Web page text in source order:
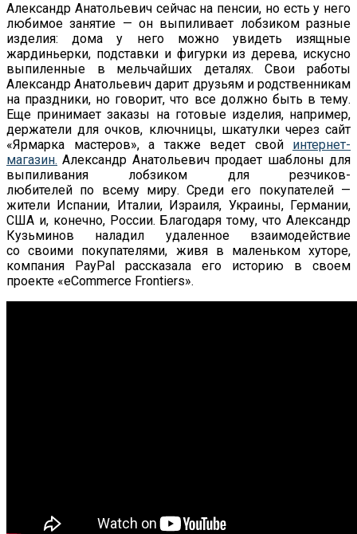
Александр Анатольевич сейчас на пенсии, но есть у него
любимое занятие — он выпиливает лобзиком разные
изделия: дома у
него можно увидеть изящные
жардиньерки, подставки и фигурки из дерева, искусно
выпиленные в
мельчайших деталях. Свои работы
Александр Анатольевич дарит друзьям и родственникам
на праздники, но говорит, что все должно быть в тему.
Еще принимает заказы на готовые изделия, например,
держатели для очков, ключницы, шкатулки через сайт
«Ярмарка мастеров», а также ведет свой интернет-
магазин. Александр Анатольевич продает шаблоны для
выпиливания лобзиком для резчиков-
любителей по всему миру. Среди его покупателей —
жители Испании, Италии, Израиля, Украины, Германии,
США и, конечно, России. Благодаря тому, что Александр
Кузьминов наладил удаленное взаимодействие
со своими покупателями, живя в
маленьком хуторе,
компания PayPal рассказала его историю в
своем
проекте «eCommerce Frontiers».